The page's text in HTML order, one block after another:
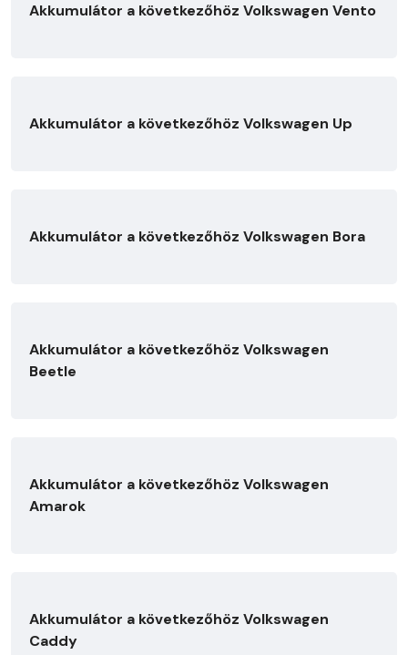
Akkumulátor a következőhöz Volkswagen Vento
Akkumulátor a következőhöz Volkswagen Up
Akkumulátor a következőhöz Volkswagen Bora
Akkumulátor a következőhöz Volkswagen
Beetle
Akkumulátor a következőhöz Volkswagen
Amarok
Akkumulátor a következőhöz Volkswagen
Caddy